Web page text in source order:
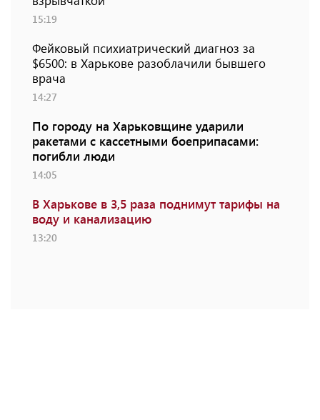
15:19
Фейковый психиатрический диагноз за
$6500: в Харькове разоблачили бывшего
врача
14:27
По городу на Харьковщине ударили
ракетами с кассетными боеприпасами:
погибли люди
14:05
В Харькове в 3,5 раза поднимут тарифы на
воду и канализацию
13:20